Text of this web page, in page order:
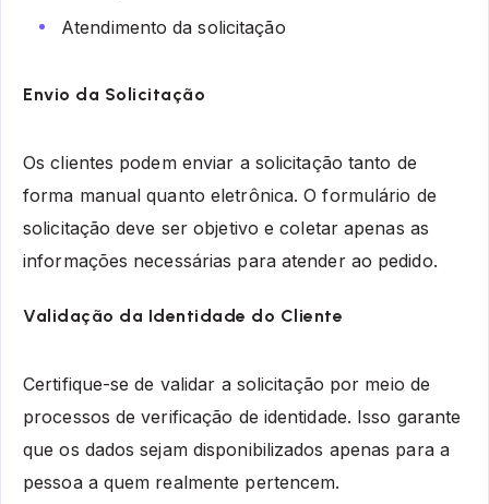
Atendimento da solicitação
Envio da Solicitação
Os clientes podem enviar a solicitação tanto de
forma manual quanto eletrônica. O formulário de
solicitação deve ser objetivo e coletar apenas as
informações necessárias para atender ao pedido.
Validação da Identidade do Cliente
Certifique-se de validar a solicitação por meio de
processos de verificação de identidade. Isso garante
que os dados sejam disponibilizados apenas para a
pessoa a quem realmente pertencem.